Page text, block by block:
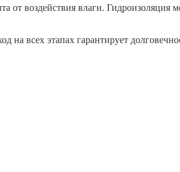
воздействия влаги. Гидроизоляция
на всех этапах гарантирует